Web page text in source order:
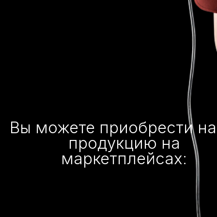
Вы можете приобрести
продукцию на
маркетплейсах: